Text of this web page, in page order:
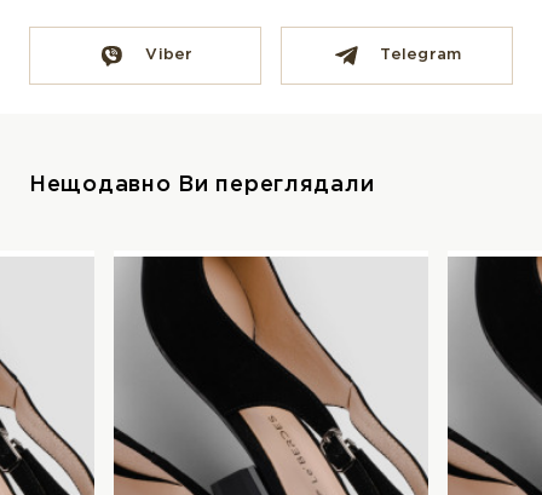
Viber Telegram
Нещодавно Ви переглядали